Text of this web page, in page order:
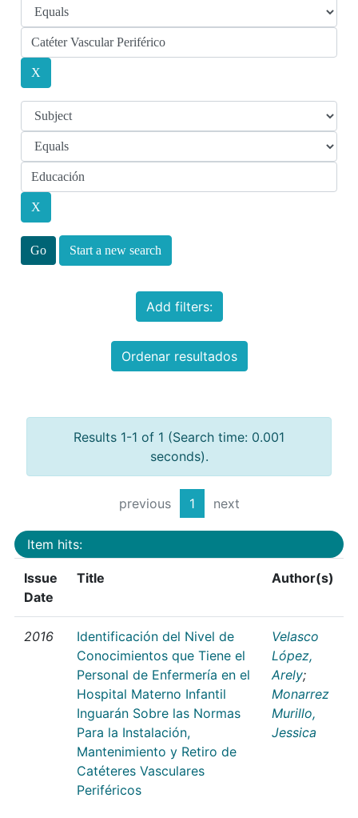
Start a new search
Add filters:
Ordenar resultados
Results 1-1 of 1 (Search time: 0.001
seconds).
previous 1 next
Item hits:
Issue
Date
Title Author(s)
2016
Identificación del Nivel de
Conocimientos que Tiene el
Personal de Enfermería en el
Hospital Materno Infantil
Inguarán Sobre las Normas
Para la Instalación,
Mantenimiento y Retiro de
Catéteres Vasculares
Periféricos
Velasco
López,
Arely;
Monarrez
Murillo,
Jessica